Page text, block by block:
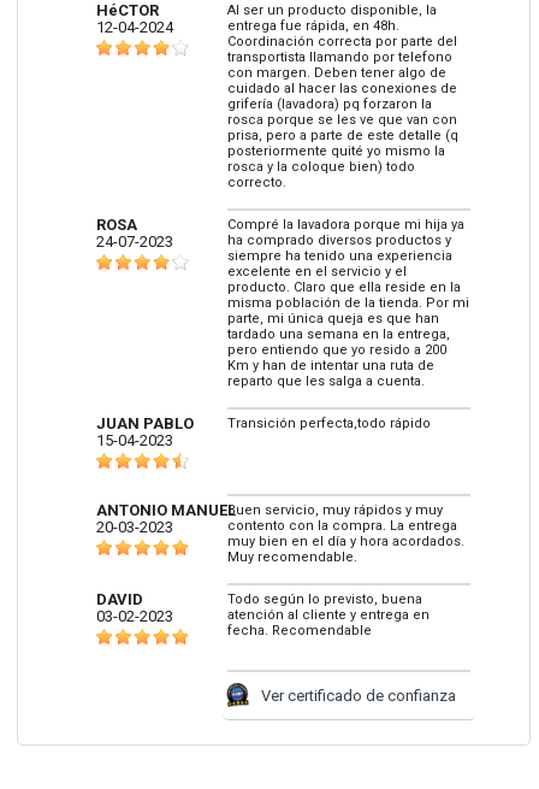
HéCTOR
12-04-2024
Al ser un producto disponible, la
entrega fue rápida, en 48h.
Coordinación correcta por parte del
transportista llamando por telefono
con margen. Deben tener algo de
cuidado al hacer las conexiones de
grifería (lavadora) pq forzaron la
rosca porque se les ve que van con
prisa, pero a parte de este detalle (q
posteriormente quité yo mismo la
rosca y la coloque bien) todo
correcto.
ROSA
24-07-2023
Compré la lavadora porque mi hija ya
ha comprado diversos productos y
siempre ha tenido una experiencia
excelente en el servicio y el
producto. Claro que ella reside en la
misma población de la tienda. Por mi
parte, mi única queja es que han
tardado una semana en la entrega,
pero entiendo que yo resido a 200
Km y han de intentar una ruta de
reparto que les salga a cuenta.
JUAN PABLO
15-04-2023
Transición perfecta,todo rápido
ANTONIO MANUEL
20-03-2023
Buen servicio, muy rápidos y muy
contento con la compra. La entrega
muy bien en el día y hora acordados.
Muy recomendable.
DAVID
03-02-2023
Todo según lo previsto, buena
atención al cliente y entrega en
fecha. Recomendable
Ver certificado de confianza